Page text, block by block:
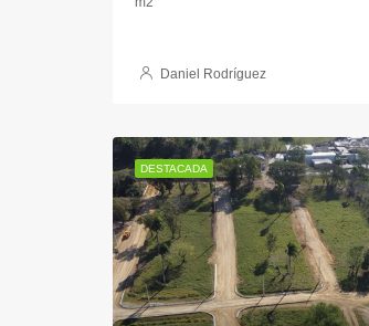
Daniel Rodríguez
DESTACADA